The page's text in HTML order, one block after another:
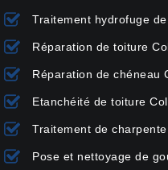
Traitement hydrofuge
Réparation de toiture
Réparation de chéneau
Etanchéité de toiture
Traitement de
Pose et nettoyage de